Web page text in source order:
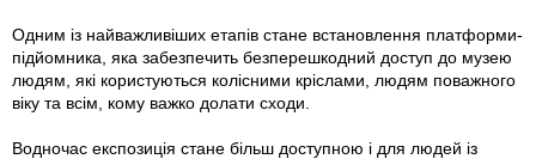
Одним із найважливіших етапів стане встановлення платформи-
підйомника, яка забезпечить безперешкодний доступ до музею
людям, які користуються колісними кріслами, людям поважного
віку та всім, кому важко долати сходи.
Водночас експозиція стане більш доступною і для людей із